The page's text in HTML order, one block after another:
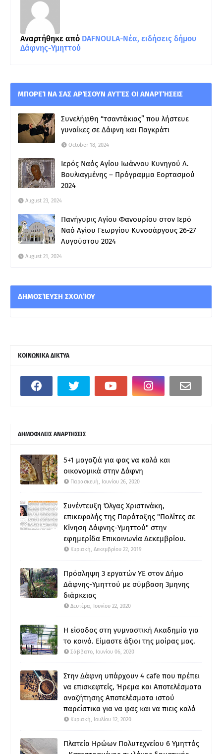
Αναρτήθηκε από DAFNOULA-Νέα, ειδήσεις δήμου
Δάφνης-Υμηττού
ΜΠΟΡΕΊ ΝΑ ΣΑΣ ΑΡΈΣΟΥΝ ΑΥΤΈΣ ΟΙ ΑΝΑΡΤΉΣΕΙΣ
Συνελήφθη “τσαντάκιας” που λήστευε
γυναίκες σε Δάφνη και Παγκράτι
October 18, 2024
Ιερός Ναός Αγίου Ιωάννου Κυνηγού Λ.
Βουλιαγμένης – Πρόγραμμα Εορτασμού
2024
August 23, 2024
Πανήγυρις Αγίου Φανουρίου στον Ιερό
Ναό Αγίου Γεωργίου Κυνοσάργους 26-27
Αυγούστου 2024
August 21, 2024
ΔΗΜΟΣΊΕΥΣΗ ΣΧΟΛΊΟΥ
ΚΟΙΝΩΝΙΚΑ ΔΙΚΤΥΑ
ΔΗΜΟΦΙΛΕΙΣ ΑΝΑΡΤΗΣΕΙΣ
5+1 μαγαζιά για φας να καλά και
οικονομικά στην Δάφνη
Παρασκευή, Ιουνίου 26, 2020
Συνέντευξη Όλγας Χριστινάκη,
επικεφαλής της Παράταξης "Πολίτες σε
Κίνηση Δάφνης-Υμηττού" στην
εφημερίδα Επικοινωνία Δεκεμβρίου.
Κυριακή, Δεκεμβρίου 22, 2019
Πρόσληψη 3 εργατών ΥΕ στον Δήμο
Δάφνης-Υμηττού με σύμβαση 3μηνης
διάρκειας
Δευτέρα, Ιουνίου 22, 2020
Η είσοδος στη γυμναστική Ακαδημία για
το κοινό. Είμαστε άξιοι της μοίρας μας.
Σάββατο, Ιουνίου 06, 2020
Στην Δάφνη υπάρχουν 4 cafe που πρέπει
να επισκεφτείς, Ήρεμα και Αποτελέσματα
αναζήτησης Αποτελέσματα ιστού
παρεΐστικα για να φας και να πιεις καλά
Κυριακή, Ιουλίου 12, 2020
Πλατεία Ηρώων Πολυτεχνείου 6 Υμηττός